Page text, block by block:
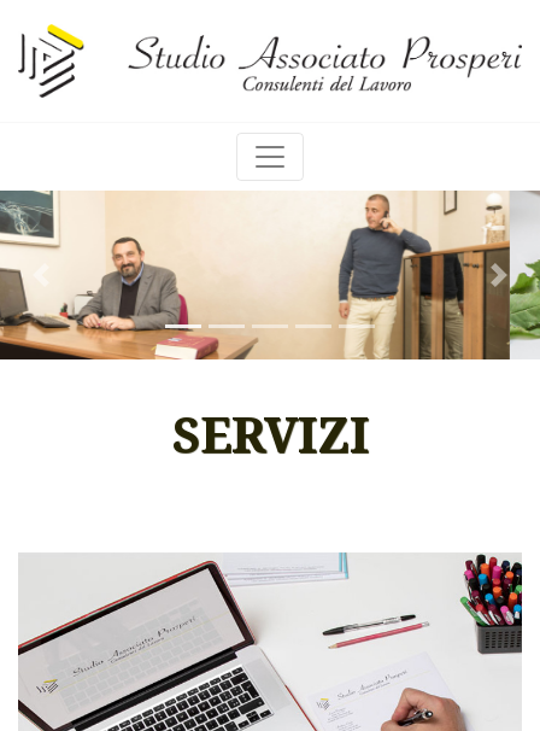
Previous
SERVIZI